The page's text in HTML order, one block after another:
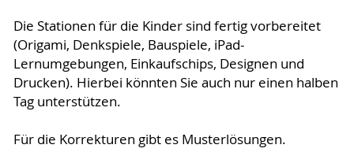
Die Stationen für die Kinder sind fertig vorbereitet
(Origami, Denkspiele, Bauspiele, iPad-
Lernumgebungen, Einkaufschips, Designen und
Drucken). Hierbei könnten Sie auch nur einen halben
Tag unterstützen.
Für die Korrekturen gibt es Musterlösungen.